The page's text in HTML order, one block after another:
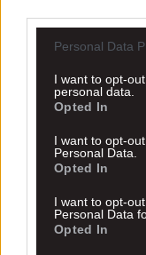
Personal Data
I want to opt-
personal data.
Opted In
I want to opt-
Personal Data.
Opted In
I want to opt-
Personal Data
Opted In